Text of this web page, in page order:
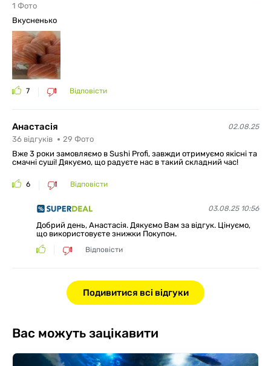
1 Фото
Вкусненько
7 Відповісти
Анастасія 02.08.25
36 відгуків 29 Фото
Вже 3 роки замовляємо в Sushi Profi, завжди отримуємо якісні та
смачні суші! Дякуємо, що радуєте нас в такий складний час!
6 Відповісти
03.08.25 10:56
Добрий день, Анастасія. Дякуємо Вам за відгук. Цінуємо,
що використовуєте знижки Покупон.
Відповісти
Подивитися всі відгуки
Вас можуть зацікавити